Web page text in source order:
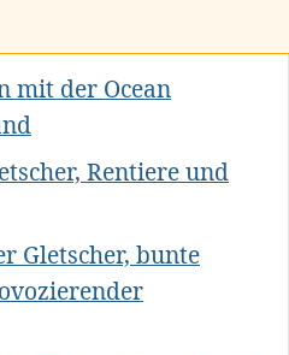
mit der Ocean
Rentiere und
Gletscher, bunte